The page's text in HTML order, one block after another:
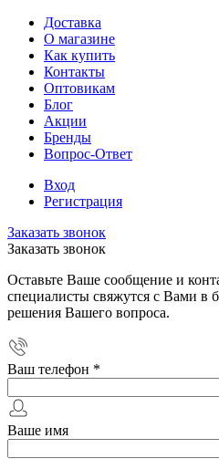
Доставка
О магазине
Как купить
Контакты
Оптовикам
Блог
Акции
Бренды
Вопрос-Ответ
Вход
Регистрация
Заказать звонок
Заказать звонок
Оставьте Ваше сообщение и
специалисты свяжутся с Вами в
решения Вашего вопроса.
Ваш телефон *
Ваше имя